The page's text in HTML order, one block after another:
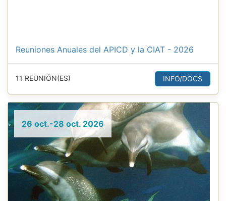
Reuniones Anuales del APICD y la CIAT - 2026
11 REUNIÓN(ES) INFO/DOCS
26 oct.-28 oct. 2026